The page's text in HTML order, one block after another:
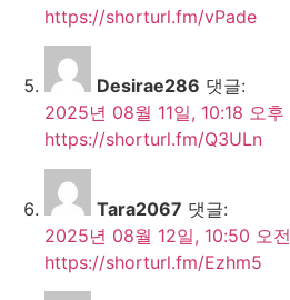
https://shorturl.fm/vPade
Desirae286 댓글:
2025년 08월 11일, 10:18 오후
https://shorturl.fm/Q3ULn
Tara2067 댓글:
2025년 08월 12일, 10:50 오전
https://shorturl.fm/Ezhm5